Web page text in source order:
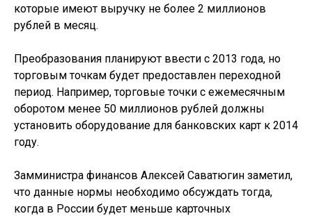
которые имеют выручку не более 2 миллионов
рублей в месяц.
Преобразования планируют ввести с 2013 года, но
торговым точкам будет предоставлен переходной
период. Например, торговые точки с ежемесячным
оборотом менее 50 миллионов рублей должны
установить оборудование для банковских карт к 2014
году.
Замминистра финансов Алексей Саватюгин заметил,
что данные нормы необходимо обсуждать тогда,
когда в России будет меньше карточных